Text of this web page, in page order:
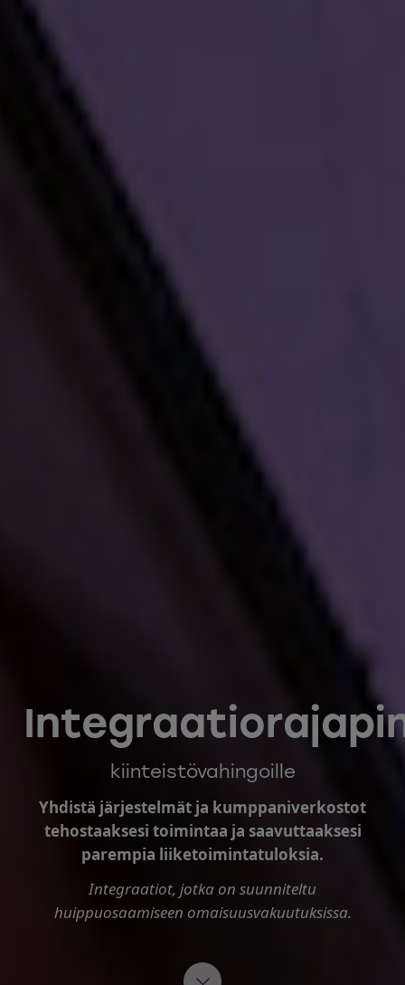
kiinteistövahingoille
Yhdistä järjestelmät ja kumppaniverkostot
tehostaaksesi toimintaa ja saavuttaaksesi
parempia liiketoimintatuloksia.
Integraatiot, jotka on suunniteltu
huippuosaamiseen omaisuusvakuutuksissa.